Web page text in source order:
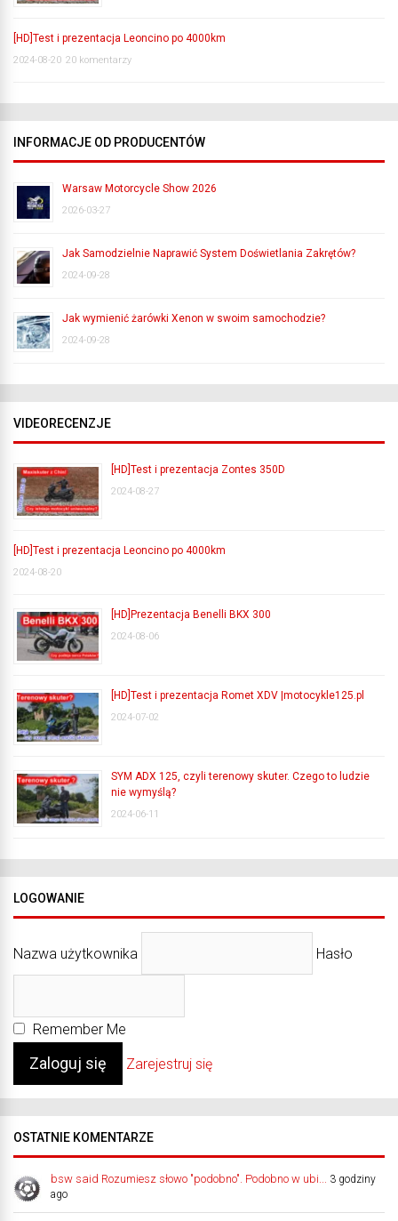
[HD]Test i prezentacja Leoncino po 4000km
2024-08-20 20 komentarzy
INFORMACJE OD PRODUCENTÓW
Warsaw Motorcycle Show 2026
2026-03-27
Jak Samodzielnie Naprawić System Doświetlania Zakrętów?
2024-09-28
Jak wymienić żarówki Xenon w swoim samochodzie?
2024-09-28
VIDEORECENZJE
[HD]Test i prezentacja Zontes 350D
2024-08-27
[HD]Test i prezentacja Leoncino po 4000km
2024-08-20
[HD]Prezentacja Benelli BKX 300
2024-08-06
[HD]Test i prezentacja Romet XDV |motocykle125.pl
2024-07-02
SYM ADX 125, czyli terenowy skuter. Czego to ludzie
nie wymyślą?
2024-06-11
LOGOWANIE
Nazwa użytkownika Hasło
Remember Me
Zarejestruj się
OSTATNIE KOMENTARZE
bsw said Rozumiesz słowo "podobno". Podobno w ubi...
3 godziny
ago